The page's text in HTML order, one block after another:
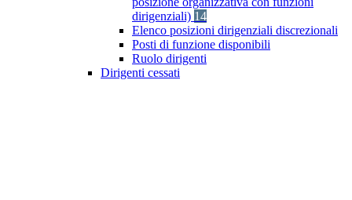
dirigenziali) 14
Elenco posizioni dirigenziali discrezionali
Posti di funzione disponibili
Ruolo dirigenti
Dirigenti cessati